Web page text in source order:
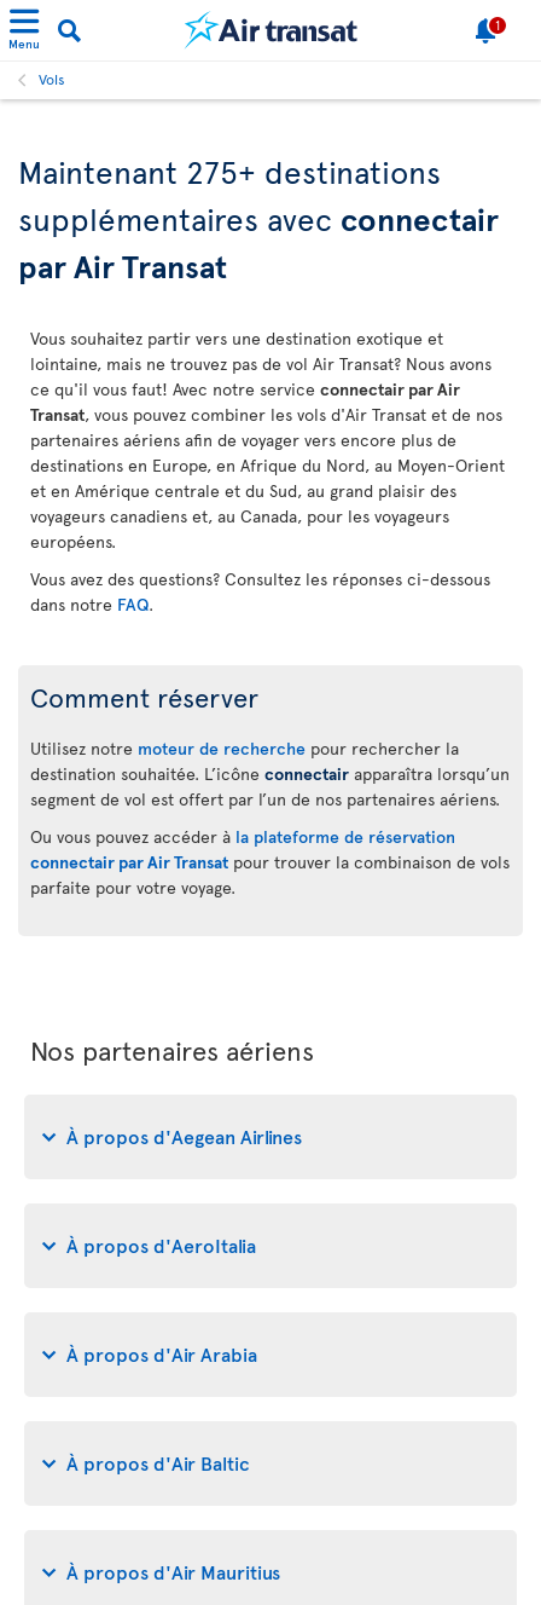
Menu
1
Vols
Maintenant 275+ destinations
supplémentaires avec connectair
par Air Transat
Vous souhaitez partir vers une destination exotique et
lointaine, mais ne trouvez pas de vol Air Transat? Nous avons
ce qu'il vous faut! Avec notre service connectair par Air
Transat, vous pouvez combiner les vols d'Air Transat et de nos
partenaires aériens afin de voyager vers encore plus de
destinations en Europe, en Afrique du Nord, au Moyen-Orient
et en Amérique centrale et du Sud, au grand plaisir des
voyageurs canadiens et, au Canada, pour les voyageurs
européens.
Vous avez des questions? Consultez les réponses ci-dessous
dans notre FAQ.
Comment réserver
Utilisez notre moteur de recherche pour rechercher la
destination souhaitée. L’icône connectair apparaîtra lorsqu’un
segment de vol est offert par l’un de nos partenaires aériens.
Ou vous pouvez accéder à la plateforme de réservation
connectair par Air Transat pour trouver la combinaison de vols
parfaite pour votre voyage.
Nos partenaires aériens
À propos d'Aegean Airlines
À propos d'AeroItalia
À propos d'Air Arabia
À propos d'Air Baltic
À propos d'Air Mauritius